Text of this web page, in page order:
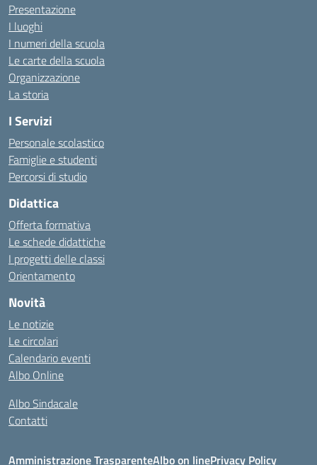
Presentazione
I luoghi
I numeri della scuola
Le carte della scuola
Organizzazione
La storia
I Servizi
Personale scolastico
Famiglie e studenti
Percorsi di studio
Didattica
Offerta formativa
Le schede didattiche
I progetti delle classi
Orientamento
Novità
Le notizie
Le circolari
Calendario eventi
Albo Online
Albo Sindacale
Contatti
Amministrazione TrasparenteAlbo on linePrivacy Policy